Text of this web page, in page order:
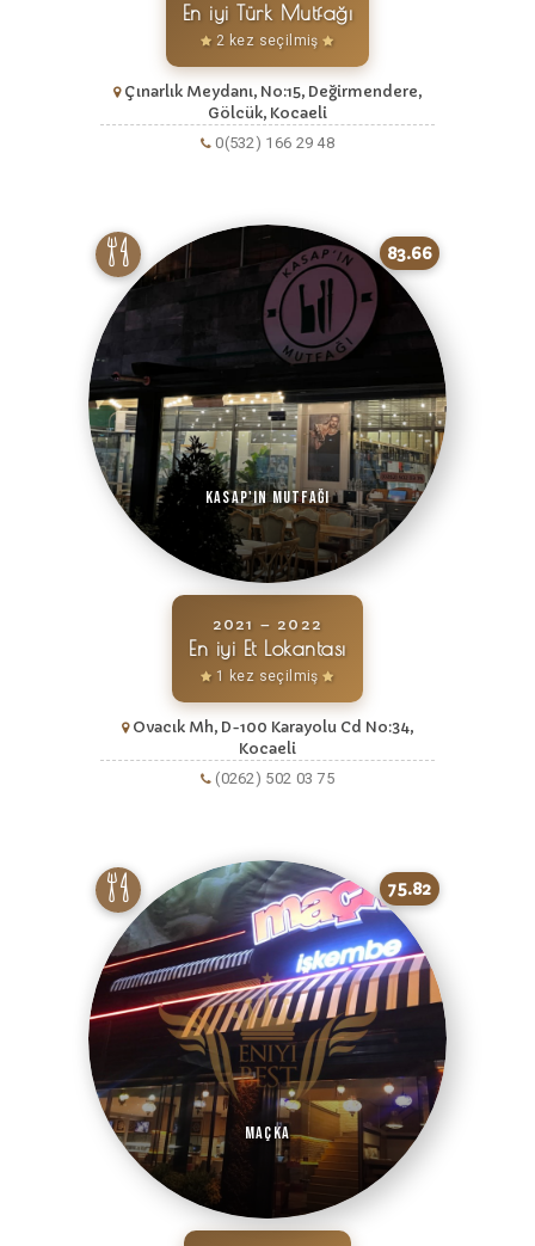
En iyi Türk Mutfağı
2 kez seçilmiş
Çınarlık Meydanı, No:15, Değirmendere,
Gölcük, Kocaeli
0(532) 166 29 48
83.66
Kasap'ın Mutfağı
2021 – 2022
En iyi Et Lokantası
1 kez seçilmiş
Ovacık Mh, D-100 Karayolu Cd No:34,
Kocaeli
(0262) 502 03 75
75.82
Maçka